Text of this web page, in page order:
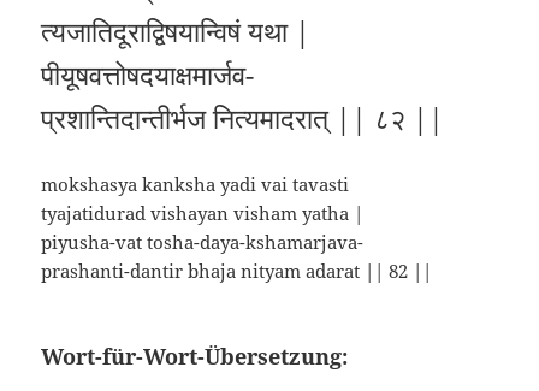
त्यजातिदूराद्विषयान्विषं यथा |
पीयूषवत्तोषदयाक्षमार्जव-
प्रशान्तिदान्तीर्भज नित्यमादरात् || ८२ ||
mokshasya kanksha yadi vai tavasti
tyajatidurad vishayan visham yatha |
piyusha-vat tosha-daya-kshamarjava-
prashanti-dantir bhaja nityam adarat || 82 ||
Wort-für-Wort-Übersetzung: